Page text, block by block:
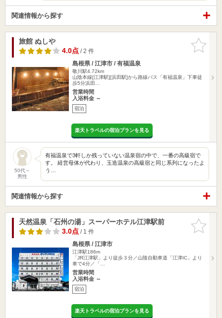
関連情報から探す
お気に入
りに追加
旅館 ぬしや
4.0点/ 2 件
島根県 / 江津市 / 有福温泉
敬川駅4.72km
山陰本線[江津駅][浜田駅]から路線バス「有福温泉」下車徒
歩5分浜田…
営業時間
入浴料金 ～
宿泊
楽天トラベルの宿泊プランを見る
50代～
男性
有福温泉で3軒しか残っていない温泉宿の中で、一番の高級宿で
す。 経営母体が代わり、玉造温泉の高級宿と同じ系列になったよ
う…
関連情報から探す
お気に入
りに追加
天然温泉「石州の湯」スーパーホテル江津駅前
3.0点/ 1 件
島根県 / 江津市
江津駅186m
「JR江津駅」より徒歩３分／山陰自動車道「江津IC」より
車で4分／「…
営業時間
入浴料金 ～
宿泊
楽天トラベルの宿泊プランを見る